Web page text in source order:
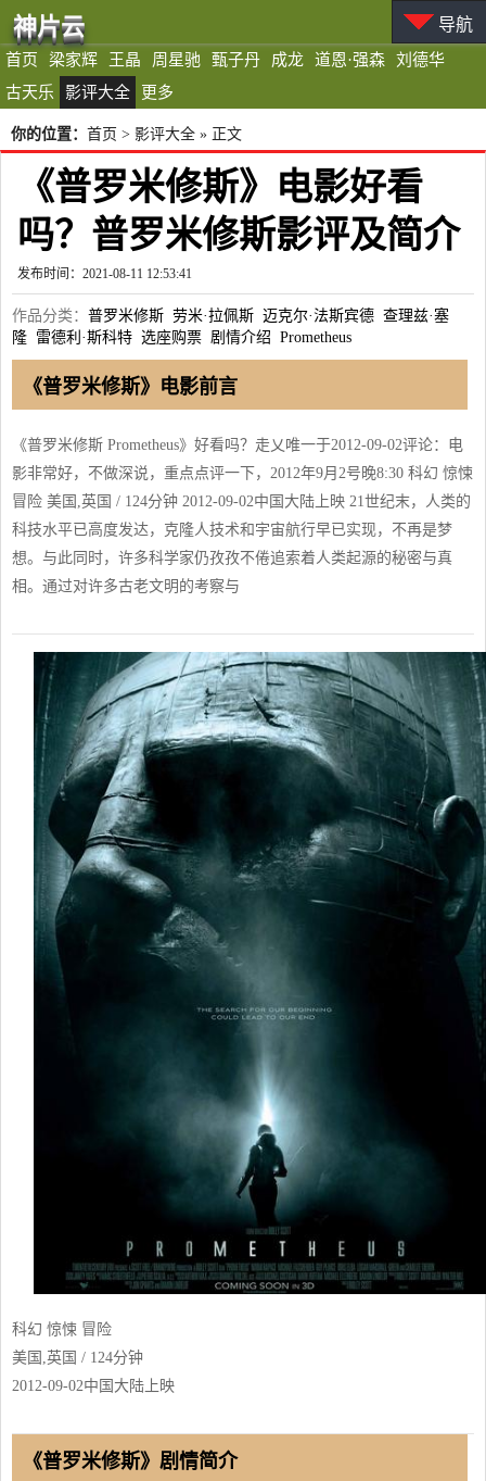
首页 梁家辉 王晶 周星驰 甄子丹 成龙 道恩·强森
刘德华
古天乐
影评大全 更多
神片云 导航
你的位置： 首页 > 影评大全 » 正文
《普罗米修斯》电影好看
吗？普罗米修斯影评及简介
发布时间：2021-08-11 12:53:41
作品分类： 普罗米修斯 劳米·拉佩斯 迈克尔·法斯宾德 查理兹·塞
隆 雷德利·斯科特 选座购票 剧情介绍 Prometheus
《普罗米修斯》电影前言
《普罗米修斯 Prometheus》好看吗？走乂唯一于2012-09-02评论：电
影非常好，不做深说，重点点评一下，2012年9月2号晚8:30 科幻 惊悚
冒险 美国,英国 / 124分钟 2012-09-02中国大陆上映 21世纪末，人类的
科技水平已高度发达，克隆人技术和宇宙航行早已实现，不再是梦
想。与此同时，许多科学家仍孜孜不倦追索着人类起源的秘密与真
相。通过对许多古老文明的考察与
科幻 惊悚 冒险
美国,英国 / 124分钟
2012-09-02中国大陆上映
《普罗米修斯》剧情简介